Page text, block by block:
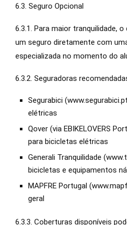
6.3. Seguro Opcional
6.3.1. Para maior tranquilidade,
um seguro diretamente com
especializada no momento do
6.3.2. Seguradoras
Segurabici
elétricas
Qover (via EBIKELOVERS
para bicicletas elétricas
Generali Tranquilidade
bicicletas e equipamentos
MAPFRE Portugal
geral
6.3.3. Coberturas disponíveis